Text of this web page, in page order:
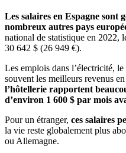
Les salaires en Espagne sont
nombreux autres pays
national de statistique en 2022,
30 642 $ (26 949 €).
Les emplois dans l’électricité,
souvent les meilleurs revenus
l’hôtellerie rapportent
d’environ 1 600 $ par mois
Pour un étranger, ces salaires
la vie reste globalement plus
ou Allemagne.